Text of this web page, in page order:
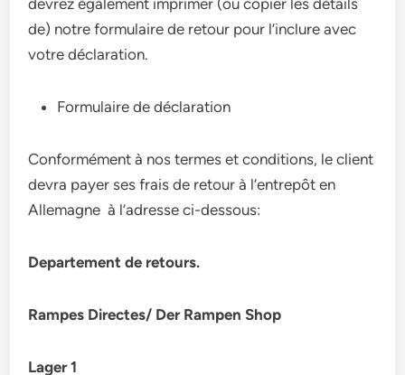
devrez également imprimer (ou copier les détails
de) notre formulaire de retour pour l’inclure avec
votre déclaration.
Formulaire de déclaration
Conformément à nos termes et conditions, le client
devra payer ses frais de retour à l’entrepôt en
Allemagne à l’adresse ci-dessous:
Departement de retours.
Rampes Directes/ Der Rampen Shop
Lager 1